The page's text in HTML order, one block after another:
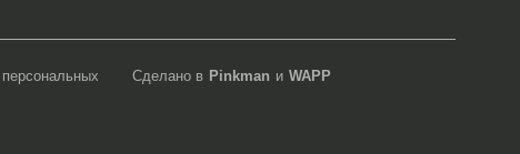
персональных
Сделано в Pinkman и WAPP